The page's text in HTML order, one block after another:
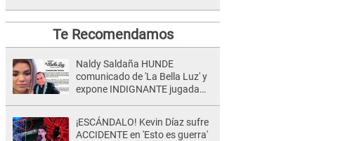
Te Recomendamos
Naldy Saldaña HUNDE
comunicado de 'La Bella Luz' y
expone INDIGNANTE jugada
"Que he tenido algo..."
¡ESCÁNDALO! Kevin Díaz sufre
ACCIDENTE en 'Esto es guerra'